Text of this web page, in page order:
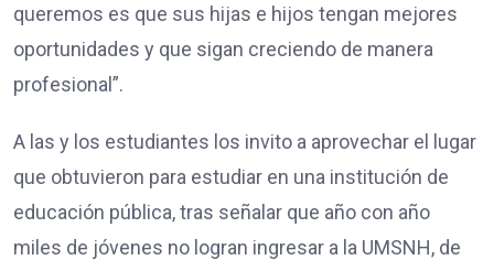
queremos es que sus hijas e hijos tengan mejores
oportunidades y que sigan creciendo de manera
profesional”.
A las y los estudiantes los invito a aprovechar el lugar
que obtuvieron para estudiar en una institución de
educación pública, tras señalar que año con año
miles de jóvenes no logran ingresar a la UMSNH, de